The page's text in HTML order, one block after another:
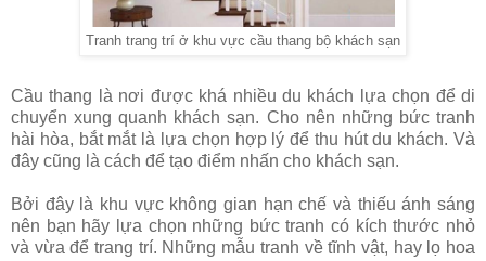
Tranh trang trí ở khu vực cầu thang bộ khách sạn
Cầu thang là nơi được khá nhiều du khách lựa chọn để di
chuyển xung quanh khách sạn. Cho nên những bức tranh
hài hòa, bắt mắt là lựa chọn hợp lý để thu hút du khách. Và
đây cũng là cách để tạo điểm nhấn cho khách sạn.
Bởi đây là khu vực không gian hạn chế và thiếu ánh sáng
nên bạn hãy lựa chọn những bức tranh có kích thước nhỏ
và vừa để trang trí. Những mẫu tranh về tĩnh vật, hay lọ hoa